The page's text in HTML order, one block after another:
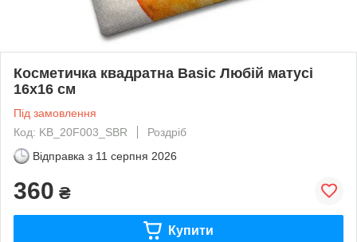
Косметичка квадратна Basic Любій матусі
16x16 см
Під замовлення
Код: KB_20F003_SBR
Роздріб
Відправка з 11 серпня 2026
360 ₴
Купити